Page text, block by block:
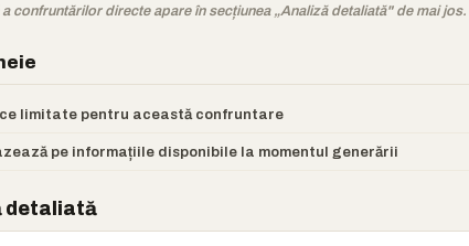
confruntărilor directe apare în secțiunea „Analiză detaliată" de mai jos.
limitate pentru această confruntare
pe informațiile disponibile la momentul generării
detaliată